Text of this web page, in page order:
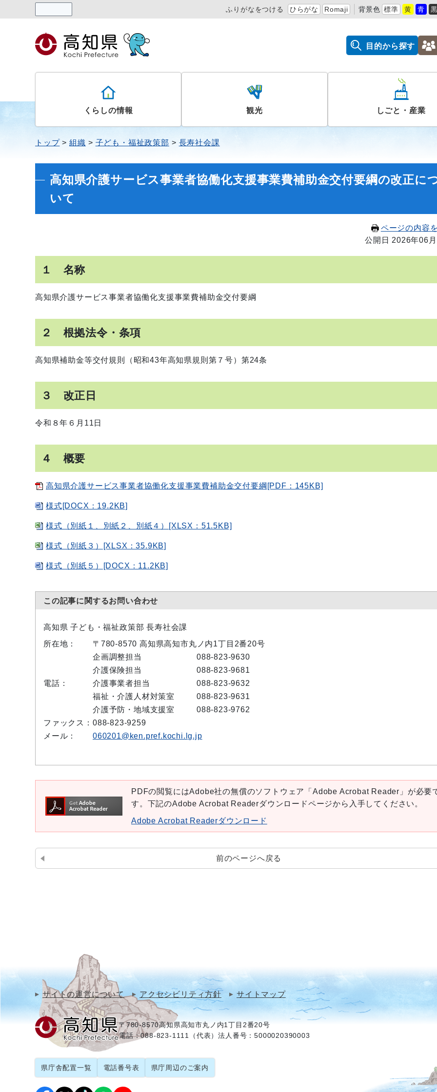
ふりがなをつける ひらがな Romaji 背景色 標準 黄 青
目的から探す
くらしの情報 観光 しごと・産業
トップ 組織 子ども・福祉政策部 長寿社会課
高知県介護サービス事業者協働化支援事業費補助金交付要綱の改正に
いて
ページの内容
公開日 2026年06
１ 名称
高知県介護サービス事業者協働化支援事業費補助金交付要綱
２ 根拠法令・条項
高知県補助金等交付規則（昭和43年高知県規則第７号）第24条
３ 改正日
令和８年６月11日
４ 概要
高知県介護サービス事業者協働化支援事業費補助金交付要綱[PDF：145KB]
様式[DOCX：19.2KB]
様式（別紙１、別紙２、別紙４）[XLSX：51.5KB]
様式（別紙３）[XLSX：35.9KB]
様式（別紙５）[DOCX：11.2KB]
この記事に関するお問い合わせ
高知県 子ども・福祉政策部 長寿社会課
所在地：
〒780-8570 高知県高知市丸ノ内1丁目2番20号
電話：
企画調整担当
088-823-9630
介護保険担当
088-823-9681
介護事業者担当
088-823-9632
福祉・介護人材対策室
088-823-9631
介護予防・地域支援室
088-823-9762
ファックス： 088-823-9259
メール：
060201@ken.pref.kochi.lg.jp
PDFの閲覧にはAdobe社の無償のソフトウェア「Adobe Acrobat Reader」が必要
す。下記のAdobe Acrobat Readerダウンロードページから入手してください。
Adobe Acrobat Readerダウンロード
前のページへ戻る
サイトの運営について アクセシビリティ方針 サイトマップ
〒780-8570高知県高知市丸ノ内1丁目2番20号
電話：088-823-1111（代表）法人番号：5000020390003
県庁舎配置一覧 電話番号表 県庁周辺のご案内